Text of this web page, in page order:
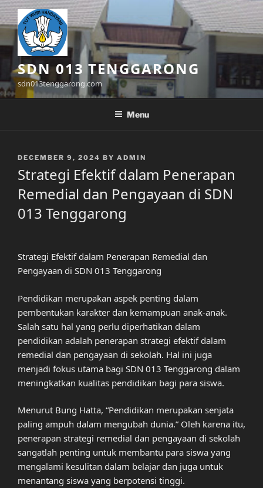
Skip
to
content
SDN 013 TENGGARONG
sdn013tenggarong.com
Menu
POSTED
DECEMBER 9, 2024 BY ADMIN
Strategi Efektif dalam Penerapan
Remedial dan Pengayaan di SDN
013 Tenggarong
Strategi Efektif dalam Penerapan Remedial dan
Pengayaan di SDN 013 Tenggarong
Pendidikan merupakan aspek penting dalam
pembentukan karakter dan kemampuan anak-anak.
Salah satu hal yang perlu diperhatikan dalam
pendidikan adalah penerapan strategi efektif dalam
remedial dan pengayaan di sekolah. Hal ini juga
menjadi fokus utama bagi SDN 013 Tenggarong dalam
meningkatkan kualitas pendidikan bagi para siswa.
Menurut Bung Hatta, “Pendidikan merupakan senjata
paling ampuh dalam mengubah dunia.” Oleh karena itu,
penerapan strategi remedial dan pengayaan di sekolah
sangatlah penting untuk membantu para siswa yang
mengalami kesulitan dalam belajar dan juga untuk
menantang siswa yang berpotensi tinggi.